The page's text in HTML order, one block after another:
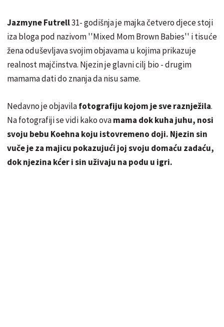
Jazmyne Futrell31- godišnja je majka četvero djece stoji
iza bloga pod nazivom ''Mixed Mom Brown Babies'' i tisuće
žena oduševljava svojim objavama u kojima prikazuje
realnost majčinstva. Njezin je glavni cilj bio - drugim
mamama dati do znanja da nisu same.
Nedavno je objavilafotografiju kojom je sve raznježila.
Na fotografiji se vidi kako ovamama dok kuha juhu, nosi
svoju bebu Koehna koju istovremeno doji. Njezin sin
vuče je za majicu pokazujući joj svoju domaću zadaću,
dok njezina kćer i sin uživaju na podu u igri.